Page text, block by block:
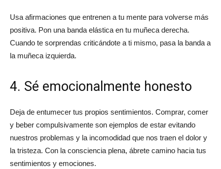
Usa afirmaciones que entrenen a tu mente para volverse más
positiva. Pon una banda elástica en tu muñeca derecha.
Cuando te sorprendas criticándote a ti mismo, pasa la banda a
la muñeca izquierda.
4. Sé emocionalmente honesto
Deja de entumecer tus propios sentimientos. Comprar, comer
y beber compulsivamente son ejemplos de estar evitando
nuestros problemas y la incomodidad que nos traen el dolor y
la tristeza. Con la consciencia plena, ábrete camino hacia tus
sentimientos y emociones.